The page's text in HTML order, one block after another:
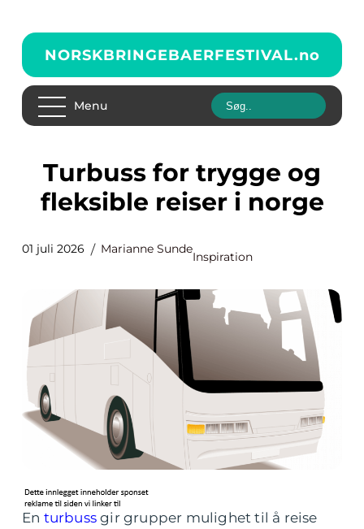
NORSKBRINGEBAERFESTIVAL.no
Menu
Turbuss for trygge og
fleksible reiser i norge
01 juli 2026 Marianne Sunde
Inspiration
En turbuss gir grupper mulighet til å reise